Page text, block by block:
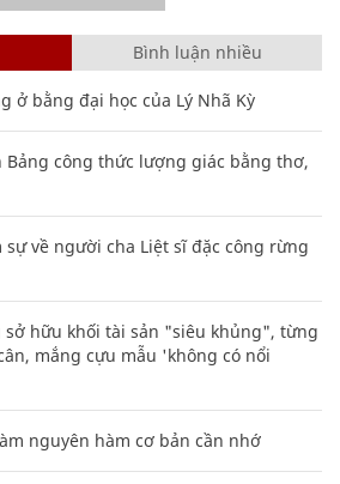
Bình luận nhiều
ở bằng đại học của Lý Nhã Kỳ
Bảng công thức lượng giác bằng thơ,
sự về người cha Liệt sĩ đặc công rừng
sở hữu khối tài sản "siêu khủng", từng
mắng cựu mẫu 'không có nổi
nguyên hàm cơ bản cần nhớ